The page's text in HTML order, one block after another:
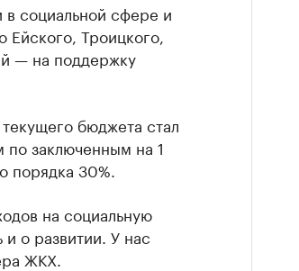
социальной сфере и
Троицкого,
— на поддержку
бюджета стал
заключенным на 1
порядка 30%.
на социальную
о развитии. У нас
ЖКХ.